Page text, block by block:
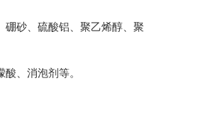
砂、硫酸铝、聚乙烯醇、聚
、消泡剂等。